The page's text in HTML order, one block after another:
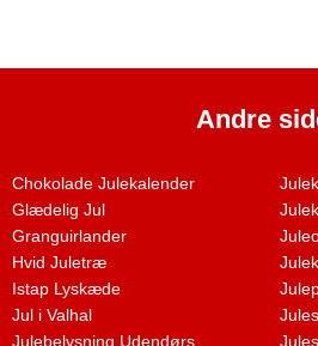
Andre
Chokolade Julekalender
Glædelig Jul
Granguirlander
Hvid Juletræ
Istap Lyskæde
Jul i Valhal
Julebelysning Udendørs